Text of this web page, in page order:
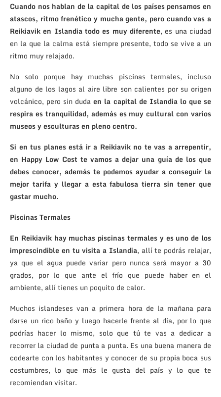
Cuando nos hablan de la capital de los países pensamos en
atascos, ritmo frenético y mucha gente, pero cuando vas a
Reikiavik en Islandia todo es muy diferente, es una ciudad
en la que la calma está siempre presente, todo se vive a un
ritmo muy relajado.
No solo porque hay muchas piscinas termales, incluso
alguno de los lagos al aire libre son calientes por su origen
volcánico, pero sin dudaen la capital de Islandia lo que se
respira es tranquilidad, además es muy cultural con varios
museos y esculturas en pleno centro.
Si en tus planes está ir a Reikiavik no te vas a arrepentir,
en Happy Low Cost te vamos a dejar una guía de los que
debes conocer, además te podemos ayudar a conseguir la
mejor tarifa y llegar a esta fabulosa tierra sin tener que
gastar mucho.
Piscinas Termales
En Reikiavik hay muchas piscinas termales y es uno de los
imprescindible en tu visita a Islandia, allí te podrás relajar,
ya que el agua puede variar pero nunca será mayor a 30
grados, por lo que ante el frío que puede haber en el
ambiente, allí tienes un poquito de calor.
Muchos islandeses van a primera hora de la mañana para
darse un rico baño y luego hacerle frente al día, por lo que
podrías hacer lo mismo, solo que tú te vas a dedicar a
recorrer la ciudad de punta a punta. Es una buena manera de
codearte con los habitantes y conocer de su propia boca sus
costumbres, lo que más le gusta del país y lo que te
recomiendan visitar.